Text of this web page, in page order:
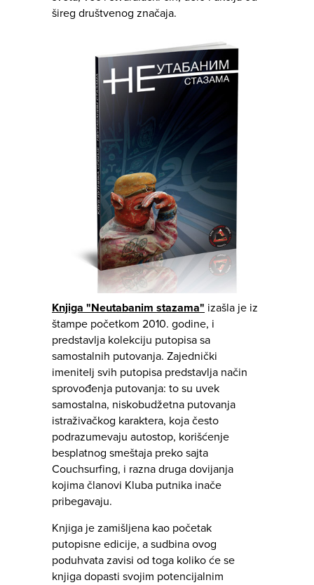
šireg društvenog značaja.
Knjiga "Neutabanim stazama" izašla je iz
štampe početkom 2010. godine, i
predstavlja kolekciju putopisa sa
samostalnih putovanja. Zajednički
imenitelj svih putopisa predstavlja način
sprovođenja putovanja: to su uvek
samostalna, niskobudžetna putovanja
istraživačkog karaktera, koja često
podrazumevaju autostop, korišćenje
besplatnog smeštaja preko sajta
Couchsurfing, i razna druga dovijanja
kojima članovi Kluba putnika inače
pribegavaju.
Knjiga je zamišljena kao početak
putopisne edicije, a sudbina ovog
poduhvata zavisi od toga koliko će se
knjiga dopasti svojim potencijalnim